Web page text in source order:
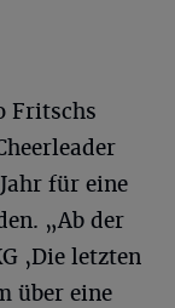
Fritschs
für eine
„Ab der
‚Die letzten
über eine